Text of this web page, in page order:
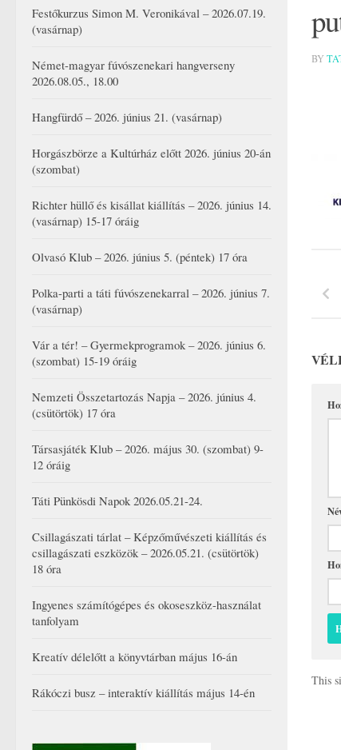
BY
This
Festőkurzus Simon M. Veronikával – 2026.07.19.
(vasárnap)
Német-magyar fúvószenekari hangverseny
2026.08.05., 18.00
Hangfürdő – 2026. június 21. (vasárnap)
Horgászbörze a Kultúrház előtt 2026. június 20-án
(szombat)
Richter hüllő és kisállat kiállítás – 2026. június 14.
(vasárnap) 15-17 óráig
Olvasó Klub – 2026. június 5. (péntek) 17 óra
Polka-parti a táti fúvószenekarral – 2026. június 7.
(vasárnap)
Vár a tér! – Gyermekprogramok – 2026. június 6.
(szombat) 15-19 óráig
Nemzeti Összetartozás Napja – 2026. június 4.
(csütörtök) 17 óra
Társasjáték Klub – 2026. május 30. (szombat) 9-
12 óráig
Táti Pünkösdi Napok 2026.05.21-24.
Csillagászati tárlat – Képzőművészeti kiállítás és
csillagászati eszközök – 2026.05.21. (csütörtök)
18 óra
Ingyenes számítógépes és okoseszköz-használat
tanfolyam
Kreatív délelőtt a könyvtárban május 16-án
Rákóczi busz – interaktív kiállítás május 14-én